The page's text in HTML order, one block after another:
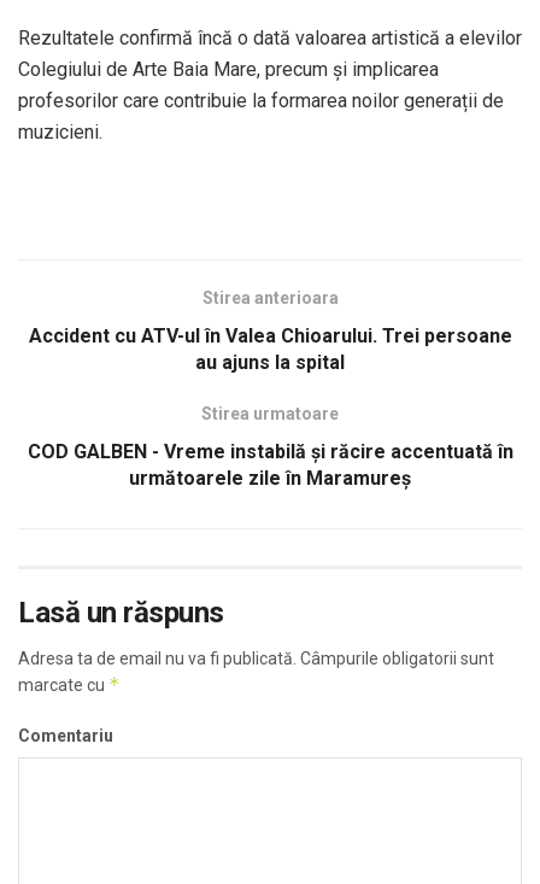
Rezultatele confirmă încă o dată valoarea artistică a elevilor
Colegiului de Arte Baia Mare, precum și implicarea
profesorilor care contribuie la formarea noilor generații de
muzicieni.
Stirea anterioara
Accident cu ATV-ul în Valea Chioarului. Trei persoane
au ajuns la spital
Stirea urmatoare
COD GALBEN - Vreme instabilă și răcire accentuată în
următoarele zile în Maramureș
Lasă un răspuns
Adresa ta de email nu va fi publicată. Câmpurile obligatorii sunt
marcate cu *
Comentariu